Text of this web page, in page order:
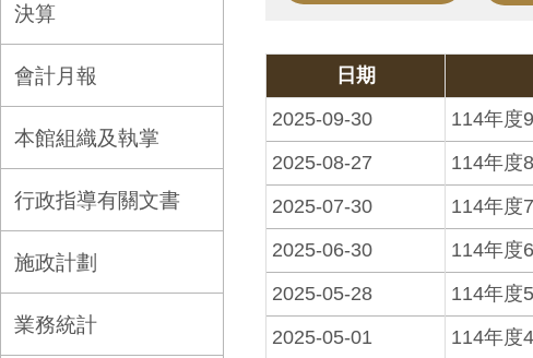
決算
會計月報
本館組織及執掌
行政指導有關文書
施政計劃
業務統計
日期
2025-09-30
114年度
2025-08-27
114年度
2025-07-30
114年度
2025-06-30
114年度
2025-05-28
114年度
2025-05-01
114年度